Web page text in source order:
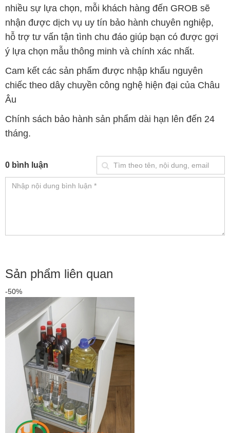
nhiều sự lựa chọn, mỗi khách hàng đến GROB sẽ
nhận được dịch vụ uy tín bảo hành chuyên nghiệp,
hỗ trợ tư vấn tận tình chu đáo giúp bạn có được gợi
ý lựa chọn mẫu thông minh và chính xác nhất.
Cam kết các sản phẩm được nhập khẩu nguyên
chiếc theo dây chuyền công nghệ hiện đại của Châu
Âu
Chính sách bảo hành sản phẩm dài hạn lên đến 24
tháng.
0 bình luận
Sản phẩm liên quan
-50%